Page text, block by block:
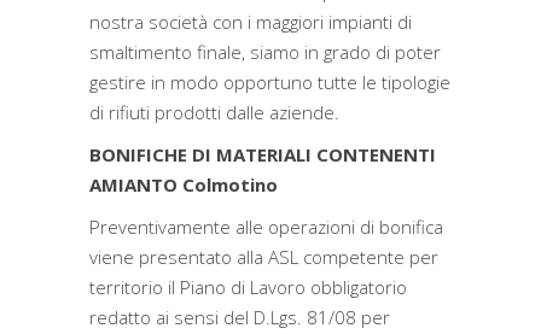
nostra società con i maggiori impianti di
smaltimento finale, siamo in grado di poter
gestire in modo opportuno tutte le tipologie
di rifiuti prodotti dalle aziende.
BONIFICHE DI MATERIALI CONTENENTI
AMIANTO Colmotino
Preventivamente alle operazioni di bonifica
viene presentato alla ASL competente per
territorio il Piano di Lavoro obbligatorio
redatto ai sensi del D.Lgs. 81/08 per